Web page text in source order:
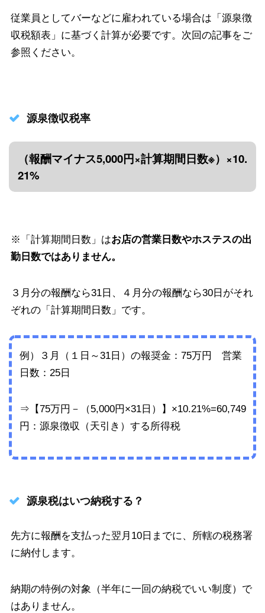
従業員としてバーなどに雇われている場合は「源泉徴
収税額表」に基づく計算が必要です。次回の記事をご
参照ください。
源泉徴収税率
（報酬マイナス5,000円×計算期間日数※）×10.
21%
※「計算期間日数」はお店の営業日数やホステスの出
勤日数ではありません。
３月分の報酬なら31日、４月分の報酬なら30日がそれ
ぞれの「計算期間日数」です。
例）３月（１日～31日）の報奨金：75万円 営業
日数：25日
⇒【75万円－（5,000円×31日）】×10.21%=60,749
円：源泉徴収（天引き）する所得税
源泉税はいつ納税する？
先方に報酬を支払った翌月10日までに、所轄の税務署
に納付します。
納期の特例の対象（半年に一回の納税でいい制度）で
はありません。